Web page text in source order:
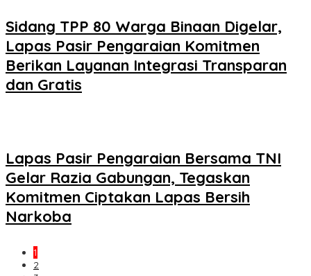
Sidang TPP 80 Warga Binaan Digelar,
Lapas Pasir Pengaraian Komitmen
Berikan Layanan Integrasi Transparan
dan Gratis
Lapas Pasir Pengaraian Bersama TNI
Gelar Razia Gabungan, Tegaskan
Komitmen Ciptakan Lapas Bersih
Narkoba
1
2